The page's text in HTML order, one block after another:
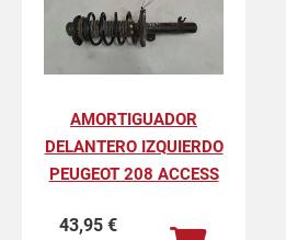
AMORTIGUADOR
DELANTERO IZQUIERDO
PEUGEOT 208 ACCESS
43,95 €